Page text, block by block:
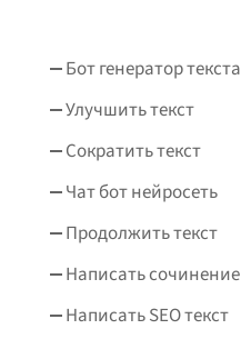
Бот генератор текста
Улучшить текст
Сократить текст
Чат бот нейросеть
Продолжить текст
Написать сочинение
Написать SEO текст